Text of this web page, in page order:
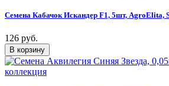
Семена Кабачок Искандер F1, 5шт, AgroElita,
126 руб.